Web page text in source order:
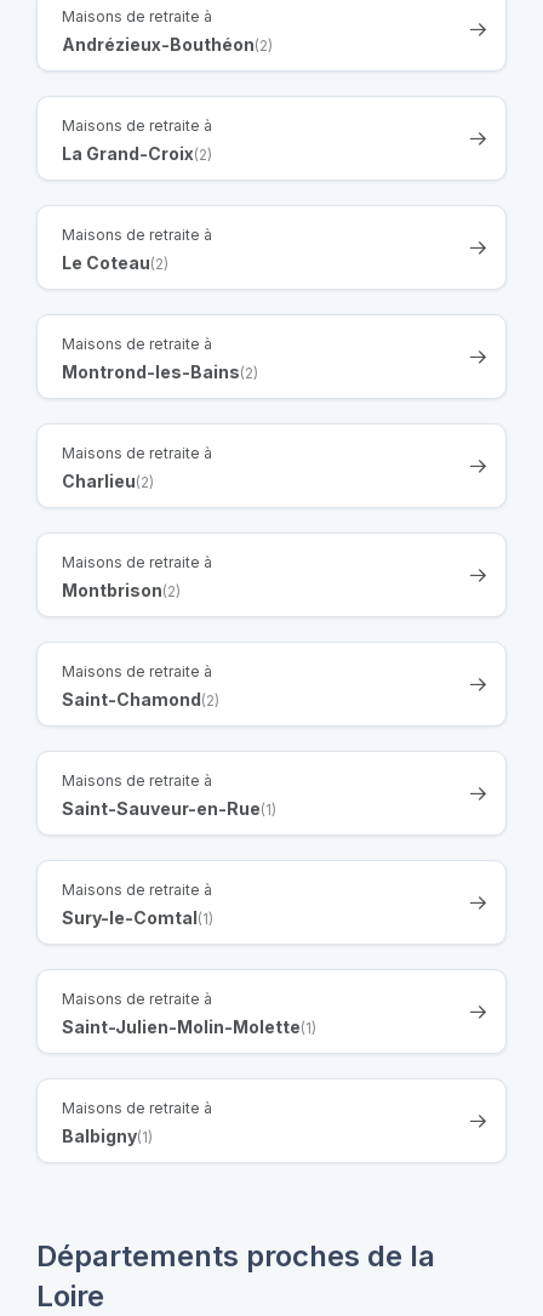
Maisons de retraite à
Andrézieux-Bouthéon(2)
Maisons de retraite à
La Grand-Croix(2)
Maisons de retraite à
Le Coteau(2)
Maisons de retraite à
Montrond-les-Bains(2)
Maisons de retraite à
Charlieu(2)
Maisons de retraite à
Montbrison(2)
Maisons de retraite à
Saint-Chamond(2)
Maisons de retraite à
Saint-Sauveur-en-Rue(1)
Maisons de retraite à
Sury-le-Comtal(1)
Maisons de retraite à
Saint-Julien-Molin-Molette(1)
Maisons de retraite à
Balbigny(1)
Départements proches de la
Loire